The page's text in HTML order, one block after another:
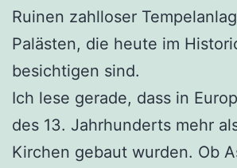
Ruinen zahlloser
Palästen, die heute im
besichtigen sind.
Ich lese gerade, dass in
des 13. Jahrhunderts mehr
Kirchen gebaut wurden. Ob